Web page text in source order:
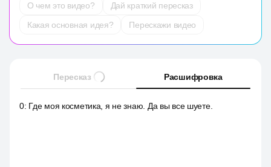
О чем это видео?
Дай краткий пересказ
Какая основная идея?
Перескажи видео
Пересказ Расшифровка
0: Где моя косметика, я не знаю. Да вы все шуете.